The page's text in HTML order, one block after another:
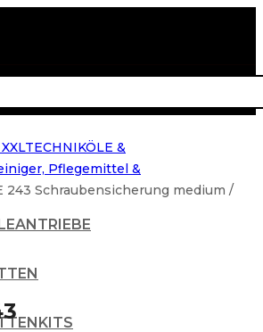
ANTRIEBE
TECHNIKÖLE &
Pflegemittel &
243 Schraubensicherung medium /